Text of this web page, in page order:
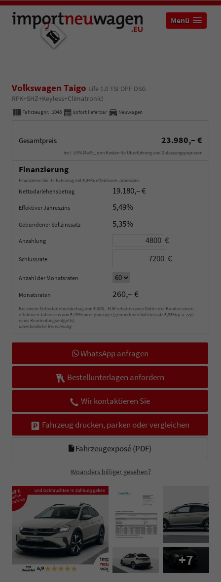
Menü
Volkswagen Taigo Life 1.0 TSI OPF DSG
RFK+SHZ+Keyless+Climatronic!
Fahrzeugnr.: 1048 sofort lieferbar Neuwagen
Gesamtpreis 23.980,– €
incl. 19% MwSt., den Kosten für Überführung und Zulassungspapieren
Finanzierung
Finanzieren Sie Ihr Fahrzeug mit 5,49% effektivem Jahreszins.
Nettodarlehensbetrag 19.180,– €
Effektiver Jahreszins 5,49%
Gebundener Sollzinssatz 5,35%
Anzahlung €
Schlussrate €
Anzahl der Monatsraten
Monatsraten 260,– €
Bei einem Nettodarlehensbetrag von 5.000,- EUR erhalten zwei Drittel der Kunden einen
effektiven Jahreszins von 5,49% oder günstiger (gebundener Sollzinssatz 5,35% p.a. zzgl.
eines Bearbeitungsentgelts).
unverbindliche Berechnung
WhatsApp anfragen
Bestellunterlagen anfordern
Wir kontaktieren Sie
Fahrzeug drucken, parken oder vergleichen
Fahrzeugexposé (PDF)
Woanders billiger gesehen?
+7